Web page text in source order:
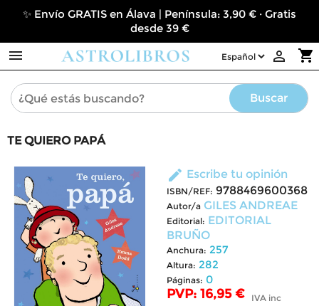
✨ Envío GRATIS en Álava | Península: 3,90 € · Gratis
desde 39 €
 shopping_cart

Buscar
TE QUIERO PAPÁ
edit Escribe tu opinión
ISBN/REF: 9788469600368
Autor/a GILES ANDREAE
Editorial: EDITORIAL
BRUÑO
Anchura: 257
Altura: 282
Páginas: 0
PVP: 16,95 € IVA inc